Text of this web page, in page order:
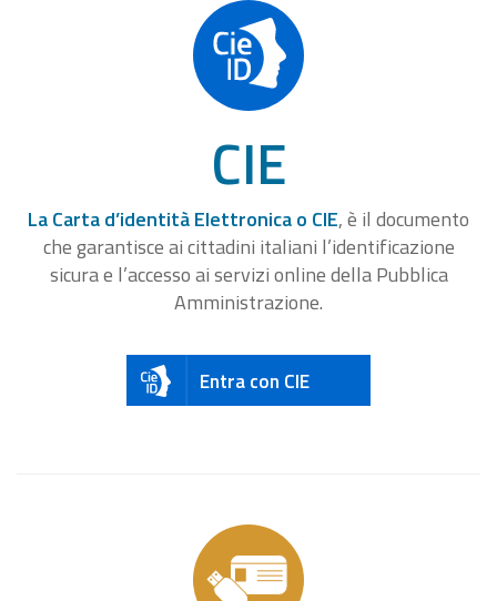
CIE
La Carta d’identità Elettronica o CIE, è il documento
che garantisce ai cittadini italiani l’identificazione
sicura e l’accesso ai servizi online della Pubblica
Amministrazione.
Entra con CIE